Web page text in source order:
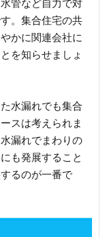
管など自力で対
。集合住宅の共
かに関連会社に
を知らせましょ
水漏れでも集合
スは考えられま
漏れでまわりの
も発展すること
るのが一番で